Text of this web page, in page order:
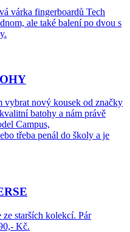
várka fingerboardů Tech
ale také balení po dvou s
vybrat nový kousek od značky
batohy a nám právě
Campus,
třeba penál do školy a je
starších kolekcí. Pár
Kč.